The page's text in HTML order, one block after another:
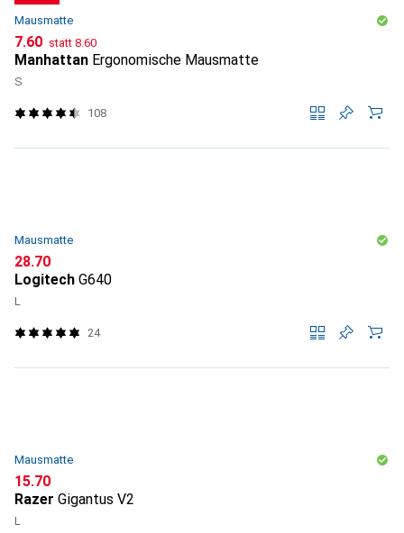
Mausmatte
CHF
7.60 statt CHF
8.60
Manhattan Ergonomische Mausmatte
S
108
Mausmatte
CHF
28.70
Logitech G640
L
24
Mausmatte
CHF
15.70
Razer Gigantus V2
L